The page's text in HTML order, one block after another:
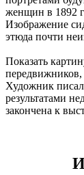
женщин в 1892
Изображение
этюда почти
Показать
передвижников,
Художник
результатами
закончена к